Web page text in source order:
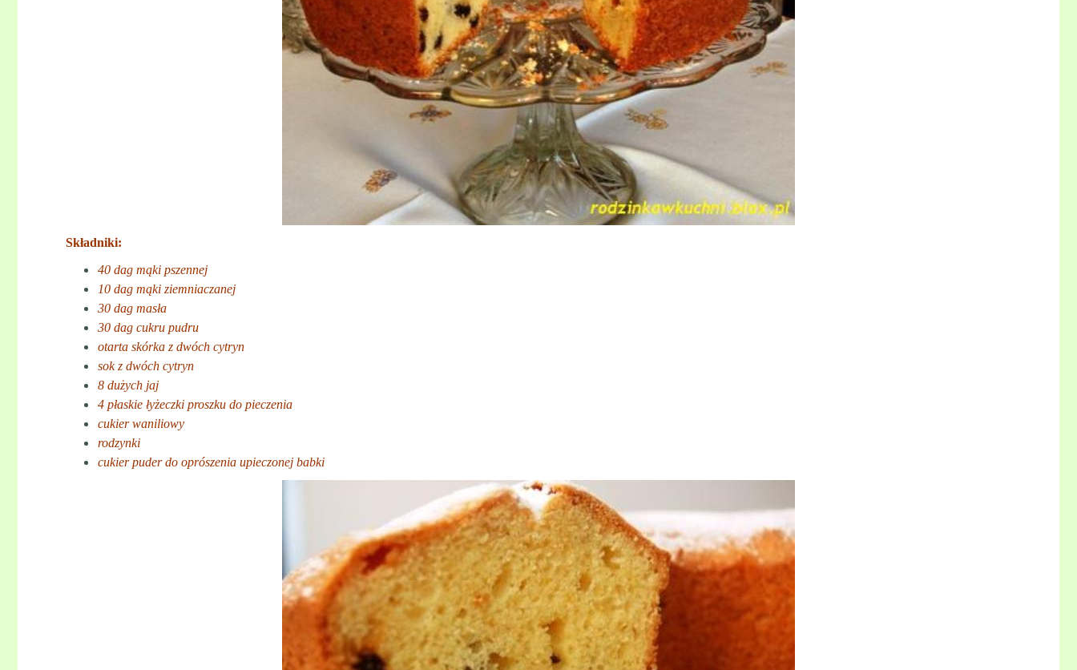
Składniki:
40 dag mąki pszennej
10 dag mąki ziemniaczanej
30 dag masła
30 dag cukru pudru
otarta skórka z dwóch cytryn
sok z dwóch cytryn
8 dużych jaj
4 płaskie łyżeczki proszku do pieczenia
cukier waniliowy
rodzynki
cukier puder do oprószenia upieczonej babki